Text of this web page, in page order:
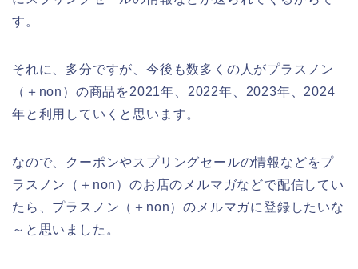
す。
それに、多分ですが、今後も数多くの人がプラスノン
（＋non）の商品を2021年、2022年、2023年、2024
年と利用していくと思います。
なので、クーポンやスプリングセールの情報などをプ
ラスノン（＋non）のお店のメルマガなどで配信してい
たら、プラスノン（＋non）のメルマガに登録したいな
～と思いました。